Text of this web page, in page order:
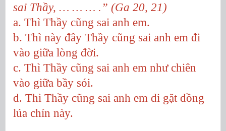
sai Thầy, … … … .” (Ga 20, 21)
a. Thì Thầy cũng sai anh em.
b. Thì này đây Thầy cũng sai anh em đi
vào giữa lòng đời.
c. Thì Thầy cũng sai anh em như chiên
vào giữa bầy sói.
d. Thì Thầy cũng sai anh em đi gặt đồng
lúa chín này.